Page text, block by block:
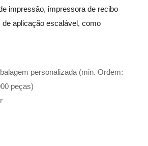
impressão, impressora de recibo
aplicação escalável, como
personalizada (min. Ordem:
peças)